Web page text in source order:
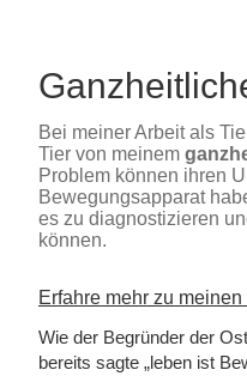
Bei meiner Arbeit als
Tier von meinem
Problem können ihren
Bewegungsapparat
es zu diagnostizieren
können.
Erfahre mehr zu
Wie der Begründer der
bereits sagte „leben ist